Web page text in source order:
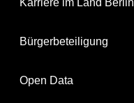
Karriere im Land Berlin
Bürgerbeteiligung
Open Data